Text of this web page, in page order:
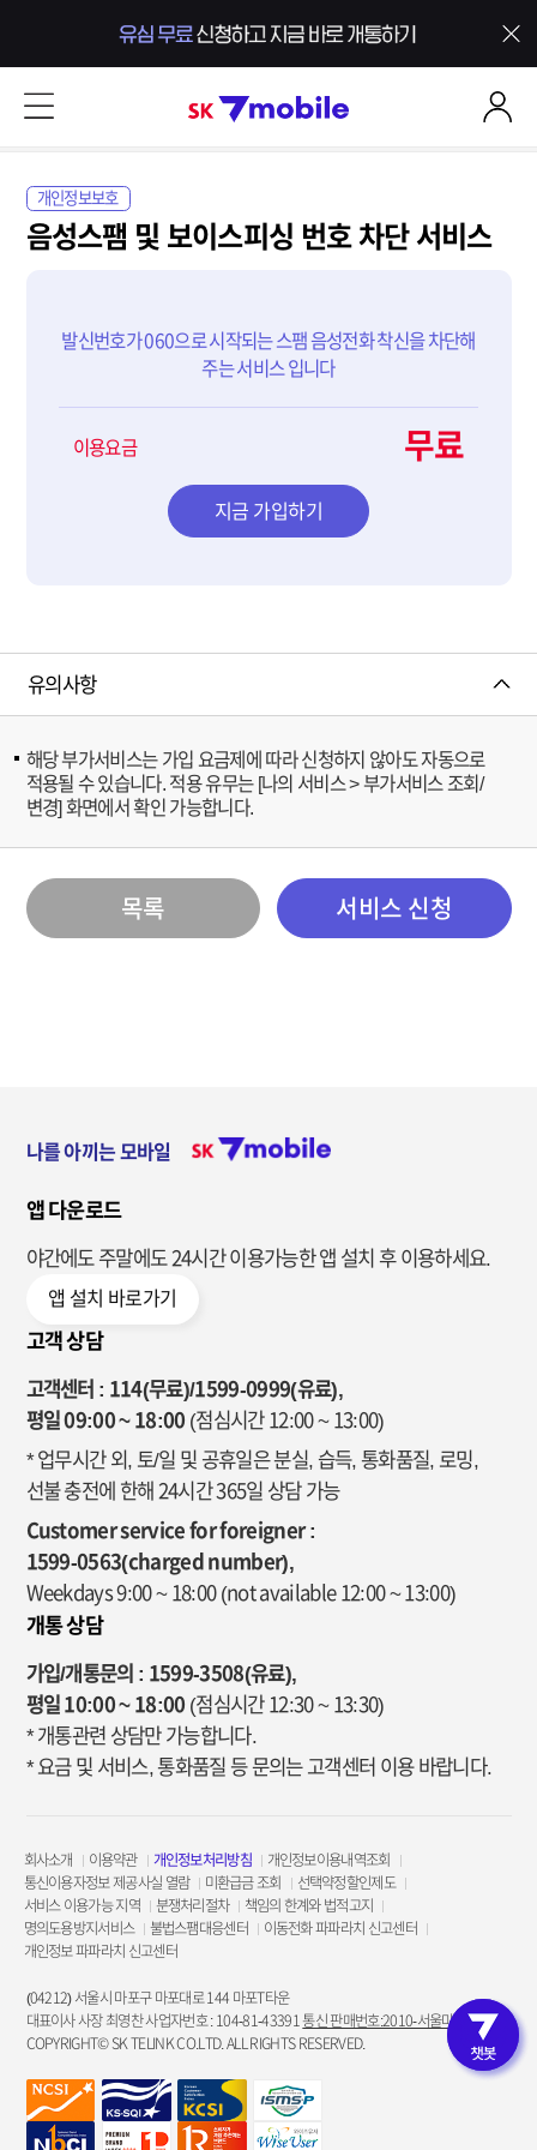
SK 7mobile
고객인증
개인정보보호
음성스팸 및 보이스피싱 번호 차단 서비스
발신번호가 060으로 시작되는 스팸 음성전화 착신을 차단해
주는 서비스 입니다
이용요금 무료
지금 가입하기
유의사항
해당 부가서비스는 가입 요금제에 따라 신청하지 않아도 자동으로
적용될 수 있습니다. 적용 유무는 [나의 서비스 > 부가서비스 조회/
변경] 화면에서 확인 가능합니다.
목록 서비스 신청
나를 아끼는 모바일
앱 다운로드
야간에도 주말에도 24시간 이용가능한앱 설치 후 이용하세요.
앱 설치 바로가기
고객 상담
고객센터 : 114(무료)/1599-0999(유료),
평일 09:00 ~ 18:00 (점심시간 12:00 ~ 13:00)
* 업무시간 외, 토/일 및 공휴일은 분실, 습득, 통화품질, 로밍,
선불 충전에 한해 24시간 365일 상담 가능
Customer service for foreigner :
1599-0563(charged number),
Weekdays 9:00 ~ 18:00 (not available 12:00 ~ 13:00)
개통 상담
가입/개통문의 : 1599-3508(유료),
평일 10:00 ~ 18:00 (점심시간 12:30 ~ 13:30)
* 개통관련 상담만 가능합니다.
* 요금 및 서비스, 통화품질 등 문의는 고객센터 이용 바랍니다.
회사소개 이용약관 개인정보처리방침
개인정보이용내역조회
통신이용자정보 제공사실 열람
미환급금 조회
선택약정할인제도
서비스 이용가능 지역
분쟁처리절차
책임의 한계와 법적고지
명의도용방지서비스
불법스팸대응센터
이동전화 파파라치 신고센터
개인정보 파파라치 신고센터
(04212) 서울시 마포구 마포대로 144 마포T타운
대표이사 사장 최영찬 사업자번호 : 104-81-43391통신 판매번호:2010-서울마포-3953
COPYRIGHT© SK TELINK CO.LTD. ALL RIGHTS RESERVED.